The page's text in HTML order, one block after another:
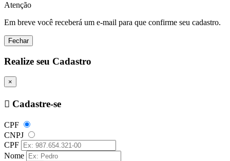
Atenção
Em breve você receberá um e-mail para que confirme seu cadastro.
Fechar
Realize seu Cadastro
×
Cadastre-se
CPF
CNPJ
CPF
Nome